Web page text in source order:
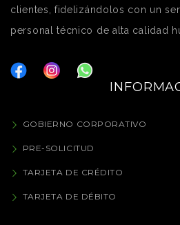
clientes, fidelizándolos con un
personal técnico de alta calidad
GOBIERNO CORPORATIVO
PRE-SOLICITUD
TARJETA DE CRÉDITO
TARJETA DE DÉBITO